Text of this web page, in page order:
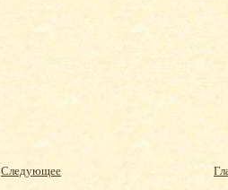
Следующее